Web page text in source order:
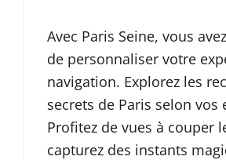
Avec Paris Seine, vous
de personnaliser votre
navigation. Explorez les
secrets de Paris selon vos
Profitez de vues à couper
capturez des instants